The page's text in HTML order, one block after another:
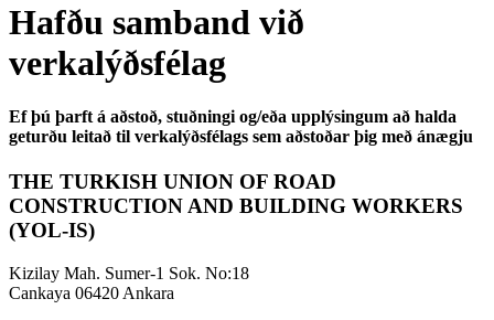
Hafðu samband við
verkalýðsfélag
Ef þú þarft á aðstoð, stuðningi og/eða upplýsingum að halda
geturðu leitað til verkalýðsfélags sem aðstoðar þig með ánægju
THE TURKISH UNION OF ROAD
CONSTRUCTION AND BUILDING WORKERS
(YOL-IS)
Kizilay Mah. Sumer-1 Sok. No:18
Cankaya 06420 Ankara